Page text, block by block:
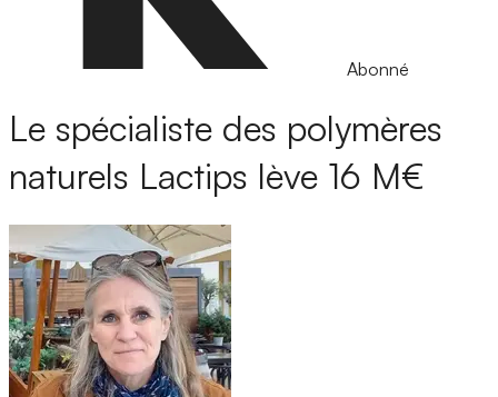
Abonné
Le spécialiste des polymères
naturels Lactips lève 16 M€